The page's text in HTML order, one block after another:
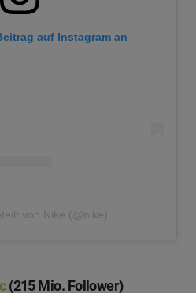
auf Instagram an
von Nike (@nike)
(215 Mio. Follower)